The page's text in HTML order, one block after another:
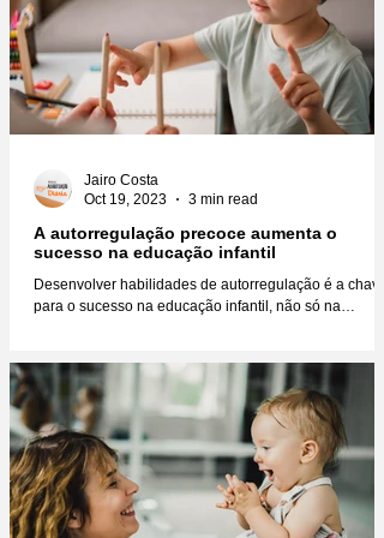
A autorregulação precoce aumenta o
sucesso na educação infantil
Desenvolver habilidades de autorregulação é a chave
para o sucesso na educação infantil, não só na
Jairo Costa
Oct 19, 2023
3 min read